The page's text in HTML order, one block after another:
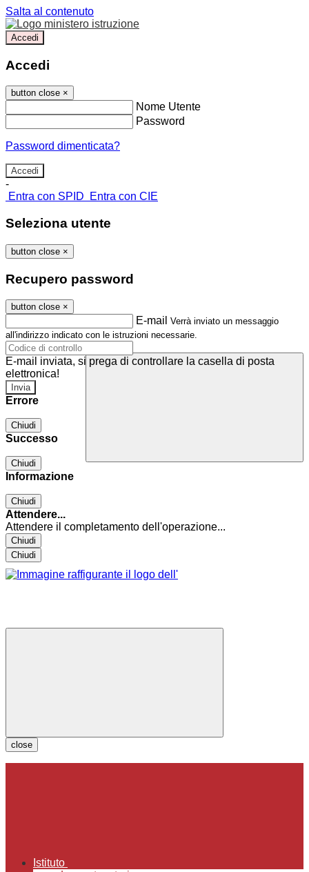
Salta al contenuto
Accedi
Accedi
button close ×
Nome Utente
Password
Password dimenticata?
-
Entra con SPID
Entra con CIE
Seleziona utente
button close ×
Recupero password
button close ×
E-mail Verrà inviato un messaggio
all'indirizzo indicato con le istruzioni necessarie.
E-mail inviata, si prega di controllare la casella di posta
elettronica!
Errore
Chiudi
Successo
Chiudi
Informazione
Chiudi
Attendere...
Attendere il completamento dell'operazione...
Chiudi
Chiudi
close
Istituto